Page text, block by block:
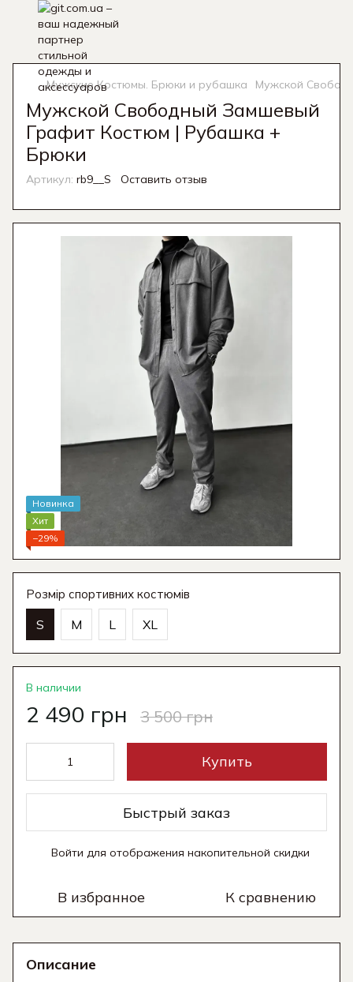
Мужские Костюмы. Брюки и рубашка Мужской
Мужской Свободный Замшевый
Графит Костюм | Рубашка +
Брюки
Артикул: rb9__S Оставить отзыв
Новинка
Хит
−29%
Розмір спортивних костюмів
S M L XL
В наличии
2 490 грн 3 500 грн
Купить
Быстрый заказ
Войти для отображения накопительной скидки
В избранное К сравнению
Описание